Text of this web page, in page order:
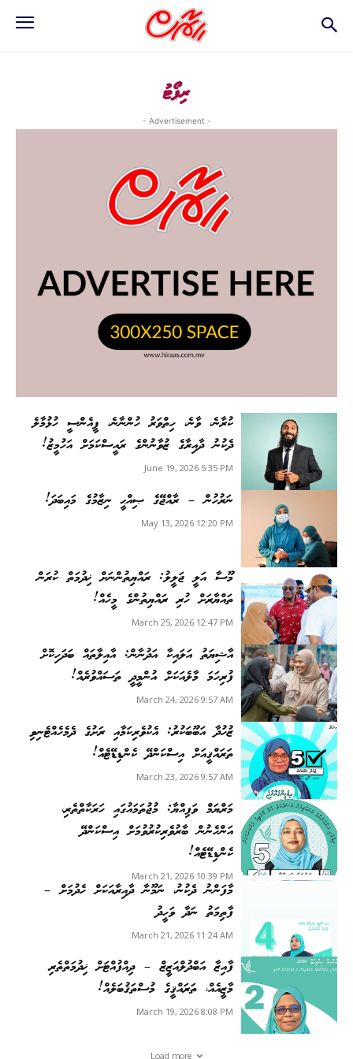
ރިޕޯޓު
- Advertisement -
ކުރާނެ، ވާނެ، ހިތްވަރު ހުންނާނެ، ޕީއެންސީ ހުޅުމާލެ
ދެކުނު ދާއިރާގެ ޒުވާނުންގެ ރައީސްކަމަށް އަހުމީޒު!
June 19, 2026 5:35 PM
ނަރުހުން – ރާއްޖޭގެ ޞިއްޙީ ނިޒާމުގެ މައިބަދަ!
May 13, 2026 12:20 PM
މޫސާ އަލީ ޖަލީލު: ރައްޔިތުންނަށް ޚިދުމަތް ކުރަން
ތައްޔާރަށް ހުރި ރައްޔިތުންގެ މީހެއް!
March 25, 2026 12:47 PM
އާޝިޔަތު އަލައިކާ އަދުނާން: އާއިލާތައް ބަދަހިކޮށް
ފުރިހަމަ މާލެއަކަށް އުންމީދީ ތަސައްވުރެއް!
March 24, 2026 9:57 AM
ޒުހުދާ އަބޫބަކުރު: އެކުވެރިކަމާއި ރަށުގެ ދެމެހެއްޓެނިވި
ތަރައްޤީއަށް އިސްކަންދޭ ކެންޑިޑޭޓެއް!
March 23, 2026 9:57 AM
މަރްޔަމް ވަފިއްޔާ: މުޖުތަމައުގައި ހަރަކާތްތެރި،
އަންހެނުން ބާރުވެރިކުރުވުމަށް އިސްކަންދޭ
ކެންޑިޑޭޓެއް!
March 21, 2026 10:39 PM
މާފަންނު ދެކުނު، ނަމޫނާ ދާއިރާއަކަށް ހެދުމަށް –
ފާތިމަތު ނަދާ ވަހީދު
March 21, 2026 11:24 AM
ފާއިޒާ އަބްދުލްއަޒީޒް – ދިއްފުއްޓަށް ޚިދުމަތްތެރި
މާޒީއެއް، ތަރައްޤީގެ މުސްތަޤުބަލެއް!
March 19, 2026 8:08 PM
Load more